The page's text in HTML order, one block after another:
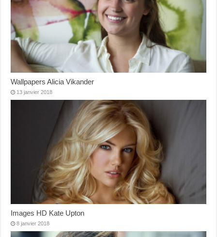
Wallpapers Alicia Vikander
13 janvier 2018
Images HD Kate Upton
8 janvier 2018